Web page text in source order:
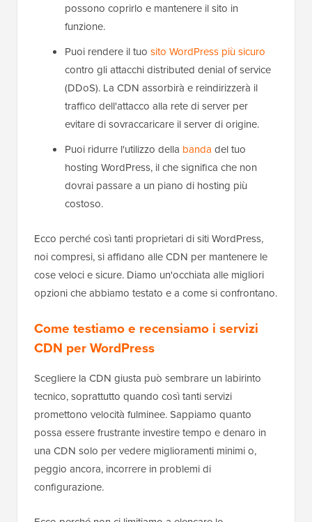
possono coprirlo e mantenere il sito in
funzione.
Puoi rendere il tuo sito WordPress più sicuro
contro gli attacchi distributed denial of service
(DDoS). La CDN assorbirà e reindirizzerà il
traffico dell'attacco alla rete di server per
evitare di sovraccaricare il server di origine.
Puoi ridurre l'utilizzo della banda del tuo
hosting WordPress, il che significa che non
dovrai passare a un piano di hosting più
costoso.
Ecco perché così tanti proprietari di siti WordPress,
noi compresi, si affidano alle CDN per mantenere le
cose veloci e sicure. Diamo un'occhiata alle migliori
opzioni che abbiamo testato e a come si confrontano.
Come testiamo e recensiamo i servizi
CDN per WordPress
Scegliere la CDN giusta può sembrare un labirinto
tecnico, soprattutto quando così tanti servizi
promettono velocità fulminee. Sappiamo quanto
possa essere frustrante investire tempo e denaro in
una CDN solo per vedere miglioramenti minimi o,
peggio ancora, incorrere in problemi di
configurazione.